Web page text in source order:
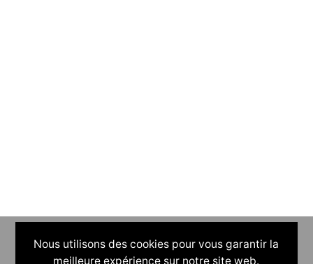
Nous utilisons des cookies pour vous garantir la
meilleure expérience sur notre site web.